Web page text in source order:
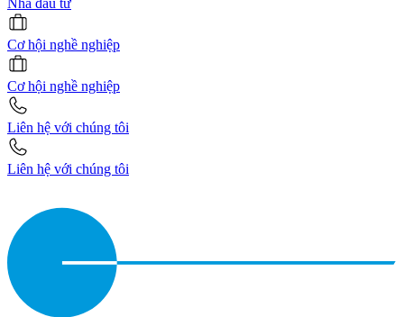
Cơ hội nghề nghiệp
Cơ hội nghề nghiệp
Liên hệ với chúng tôi
Liên hệ với chúng tôi